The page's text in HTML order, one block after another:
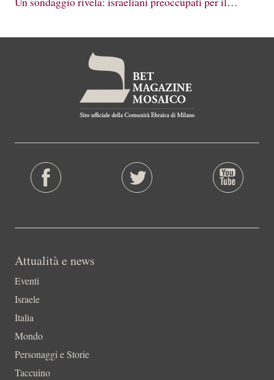
Attualità e news
Eventi
Israele
Italia
Mondo
Personaggi e Storie
Taccuino